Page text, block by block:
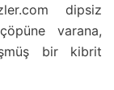
dipsiz
varana,
bir kibrit